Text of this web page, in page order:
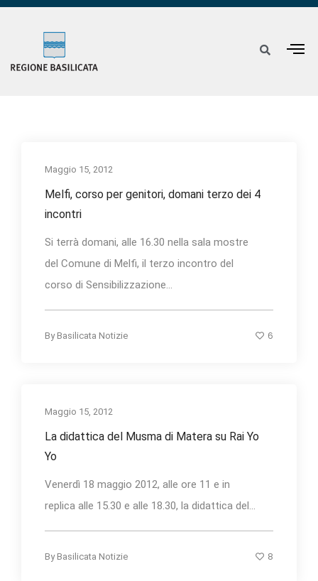
Maggio 15, 2012
Melfi, corso per genitori, domani terzo dei 4
incontri
Si terrà domani, alle 16.30 nella sala mostre
del Comune di Melfi, il terzo incontro del
corso di Sensibilizzazione...
By Basilicata Notizie 6
Maggio 15, 2012
La didattica del Musma di Matera su Rai Yo
Yo
Venerdì 18 maggio 2012, alle ore 11 e in
replica alle 15.30 e alle 18.30, la didattica del...
By Basilicata Notizie 8